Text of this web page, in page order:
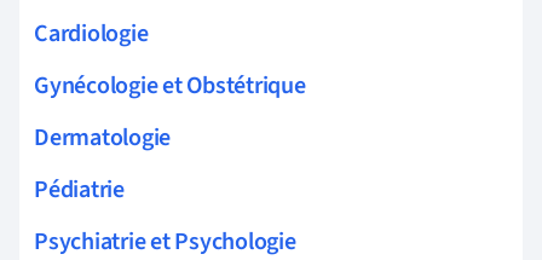
Cardiologie
Gynécologie et Obstétrique
Dermatologie
Pédiatrie
Psychiatrie et Psychologie